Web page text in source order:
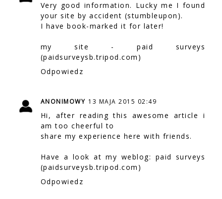
Very good information. Lucky me I found
your site by accident (stumbleupon).
I have book-marked it for later!
my site - paid surveys
(paidsurveysb.tripod.com )
Odpowiedz
ANONIMOWY 13 MAJA 2015 02:49
Hi, after reading this awesome article i
am too cheerful to
share my experience here with friends.
Have a look at my weblog: paid surveys
(paidsurveysb.tripod.com )
Odpowiedz